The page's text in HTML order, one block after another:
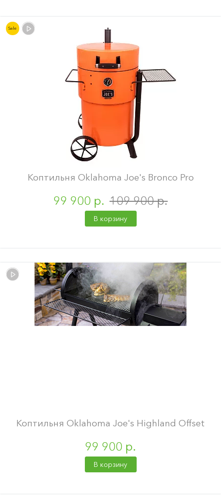
Sale
Коптильня Oklahoma Joe's Bronco Pro
99 900 р. 109 900 р.
В корзину
Коптильня Oklahoma Joe's Highland Offset
99 900 р.
В корзину